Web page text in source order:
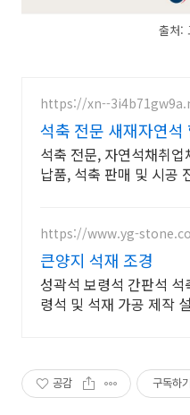
출처:
https://xn--
석축 전문 새재자연석
가격으로 전국 납품
석축 전문, 자연석채취업
납품, 석축 판매 및 시공
https://www.yg-
큰양지 석재 조경
성곽석 보령석 간판석
령석 및 석재 가공 제작
공감 구독하기